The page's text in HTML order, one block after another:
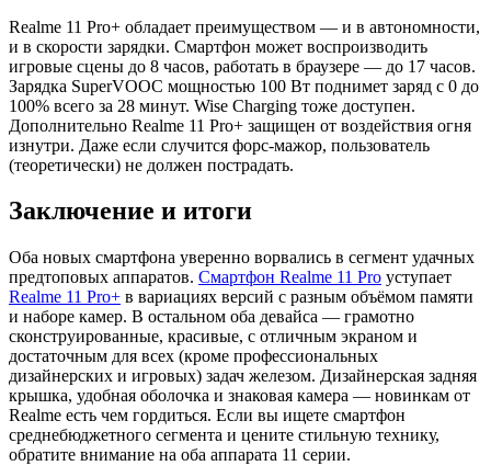
Realme 11 Pro+ обладает преимуществом — и в автономности,
и в скорости зарядки. Смартфон может воспроизводить
игровые сцены до 8 часов, работать в браузере — до 17 часов.
Зарядка SuperVOOC мощностью 100 Вт поднимет заряд с 0 до
100% всего за 28 минут. Wise Charging тоже доступен.
Дополнительно Realme 11 Pro+ защищен от воздействия огня
изнутри. Даже если случится форс-мажор, пользователь
(теоретически) не должен пострадать.
Заключение и итоги
Оба новых смартфона уверенно ворвались в сегмент удачных
предтоповых аппаратов. Смартфон Realme 11 Pro уступает
Realme 11 Pro+ в вариациях версий с разным объёмом памяти
и наборе камер. В остальном оба девайса — грамотно
сконструированные, красивые, с отличным экраном и
достаточным для всех (кроме профессиональных
дизайнерских и игровых) задач железом. Дизайнерская задняя
крышка, удобная оболочка и знаковая камера — новинкам от
Realme есть чем гордиться. Если вы ищете смартфон
среднебюджетного сегмента и цените стильную технику,
обратите внимание на оба аппарата 11 серии.